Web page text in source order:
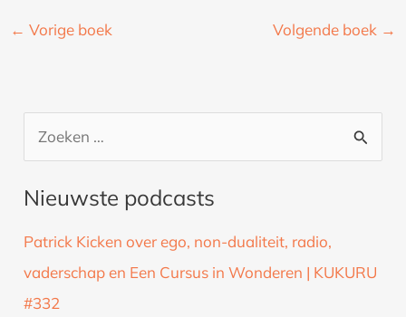
← Vorige boek Volgende boek →
e
k
a
Nieuwste podcasts
Patrick Kicken over ego, non-dualiteit, radio,
vaderschap en Een Cursus in Wonderen | KUKURU
#332